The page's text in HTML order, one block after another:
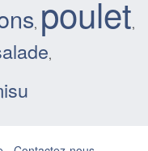
, poulet,
,